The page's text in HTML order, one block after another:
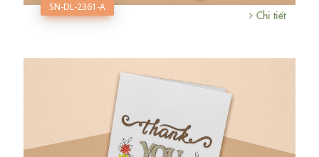
SN-DL-2361-A
Chi tiết